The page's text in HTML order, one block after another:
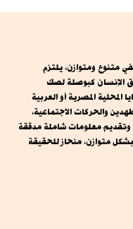
ومتوازن، يلتزم
الإنسان كبوصلة لصك
المصرية أو العربية
والحركات الاجتماعية،
وتقديم معلومات شاملة مدققة
متوازن، منحاز للحقيقة